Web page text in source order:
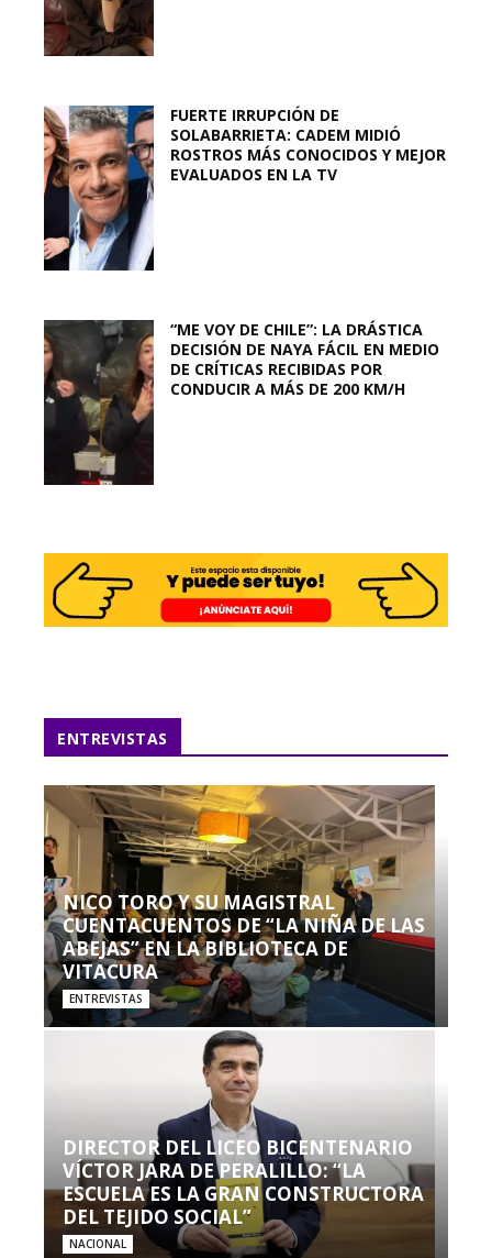
FUERTE IRRUPCIÓN DE
SOLABARRIETA: CADEM MIDIÓ
ROSTROS MÁS CONOCIDOS Y MEJOR
EVALUADOS EN LA TV
“ME VOY DE CHILE”: LA DRÁSTICA
DECISIÓN DE NAYA FÁCIL EN MEDIO
DE CRÍTICAS RECIBIDAS POR
CONDUCIR A MÁS DE 200 KM/H
ENTREVISTAS
NICO TORO Y SU MAGISTRAL
CUENTACUENTOS DE “LA NIÑA DE LAS
ABEJAS” EN LA BIBLIOTECA DE
VITACURA
ENTREVISTAS
DIRECTOR DEL LICEO BICENTENARIO
VÍCTOR JARA DE PERALILLO: “LA
ESCUELA ES LA GRAN CONSTRUCTORA
DEL TEJIDO SOCIAL”
NACIONAL